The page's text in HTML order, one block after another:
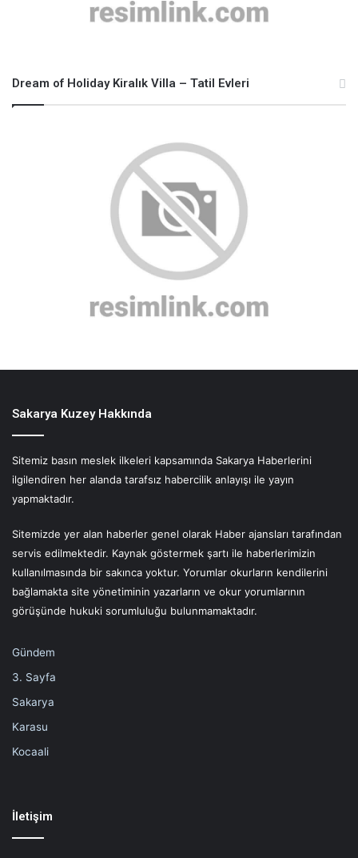
Dream of Holiday Kiralık Villa – Tatil Evleri
Sakarya Kuzey Hakkında
Sitemiz basın meslek ilkeleri kapsamında Sakarya Haberlerini
ilgilendiren her alanda tarafsız habercilik anlayışı ile yayın
yapmaktadır.
Sitemizde yer alan haberler genel olarak Haber ajansları tarafından
servis edilmektedir. Kaynak göstermek şartı ile haberlerimizin
kullanılmasında bir sakınca yoktur. Yorumlar okurların kendilerini
bağlamakta site yönetiminin yazarların ve okur yorumlarının
görüşünde hukuki sorumluluğu bulunmamaktadır.
Gündem
3. Sayfa
Sakarya
Karasu
Kocaali
İletişim